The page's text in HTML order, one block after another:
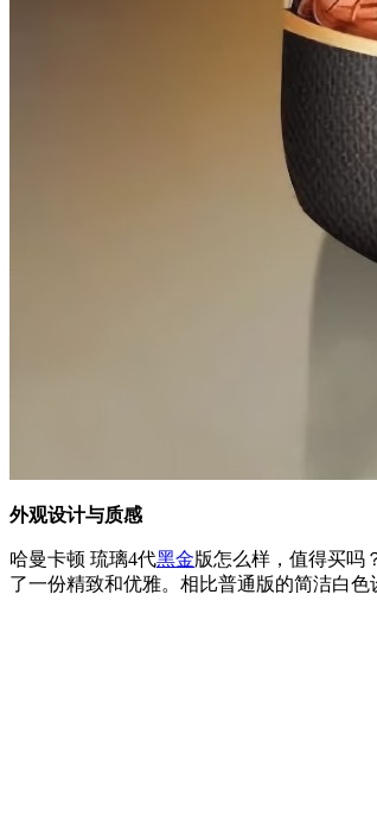
外观设计与质感
哈曼卡顿 琉璃4代黑金版怎么样，值得买吗
了一份精致和优雅。相比普通版的简洁白